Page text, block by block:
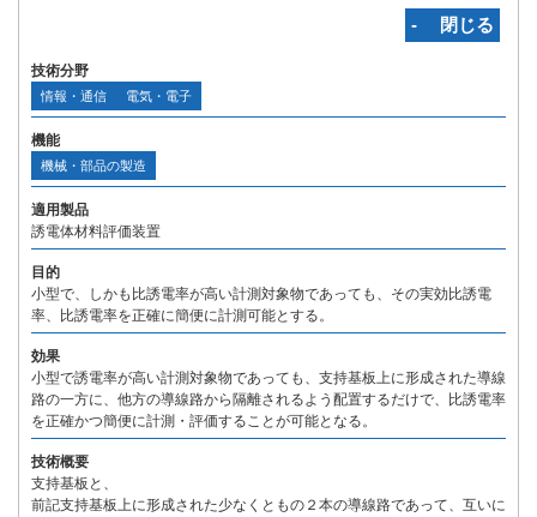
‐ 閉じる
技術分野
情報・通信 電気・電子
機能
機械・部品の製造
適用製品
誘電体材料評価装置
目的
小型で、しかも比誘電率が高い計測対象物であっても、その実効比誘電
率、比誘電率を正確に簡便に計測可能とする。
効果
小型で誘電率が高い計測対象物であっても、支持基板上に形成された導線
路の一方に、他方の導線路から隔離されるよう配置するだけで、比誘電率
を正確かつ簡便に計測・評価することが可能となる。
技術概要
支持基板と、
前記支持基板上に形成された少なくともの２本の導線路であって、互いに